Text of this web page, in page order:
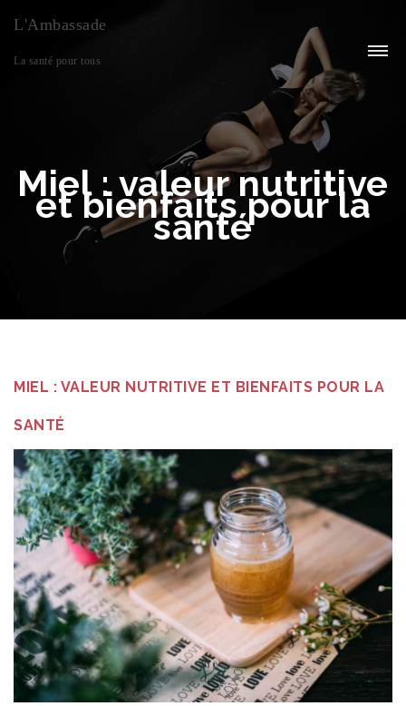
L'Ambassade
La santé pour tous
Miel : valeur nutritive
et bienfaits pour la
santé
MIEL : VALEUR NUTRITIVE ET BIENFAITS POUR LA
SANTÉ